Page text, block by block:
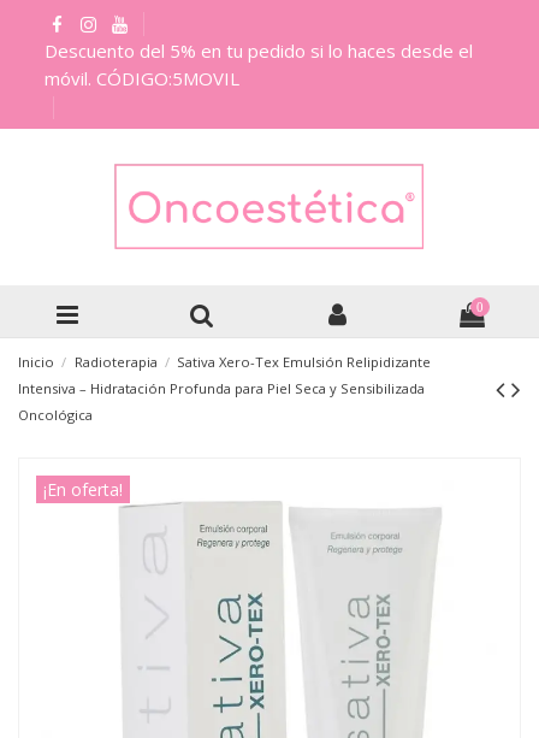
Descuento del 5% en tu pedido si lo haces desde el
móvil. CÓDIGO:5MOVIL
0
Inicio Radioterapia
Sativa Xero-Tex Emulsión Relipidizante
Intensiva – Hidratación Profunda para Piel Seca y Sensibilizada
Oncológica
¡En oferta!